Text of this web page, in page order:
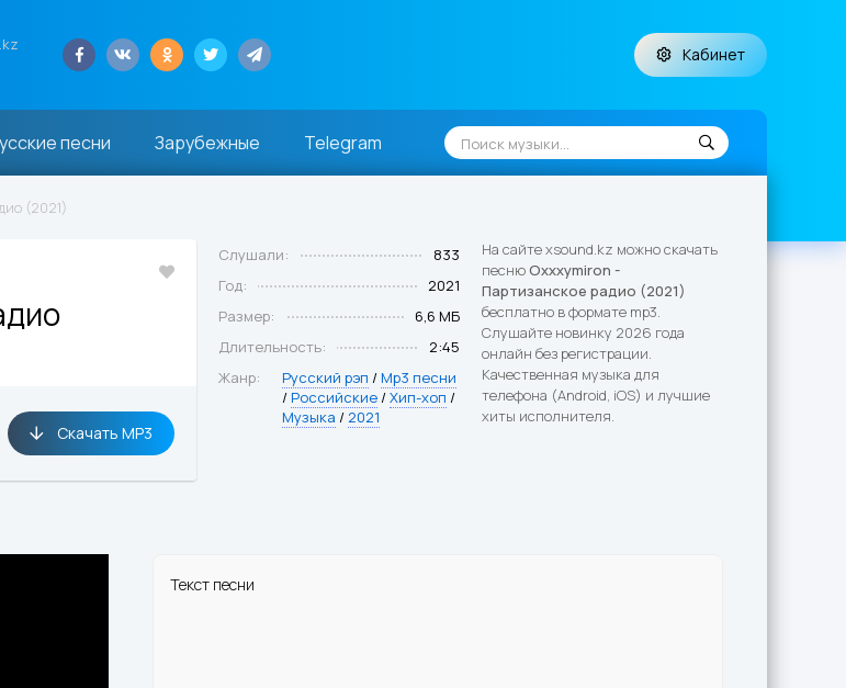
Кабинет
песни Зарубежные Telegram
(2021)
Скачать MP3
Слушали:
833
Год:
2021
Размер:
6,6 МБ
Длительность:
2:45
Жанр:
Русский рэп / Mp3 песни
/ Российские /Хип-хоп /
Музыка / 2021
На сайте xsound.kz можно скачать
песнюOxxxymiron -
Партизанское радио (2021)
бесплатно в формате mp3.
Слушайте новинку 2026 года
онлайн без регистрации.
Качественная музыка для
телефона (Android, iOS) и лучшие
хиты исполнителя.
Текст песни